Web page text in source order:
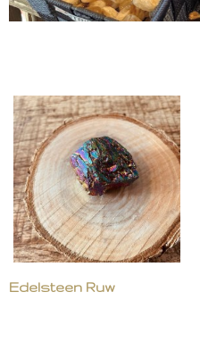
Edelsteen Ruw